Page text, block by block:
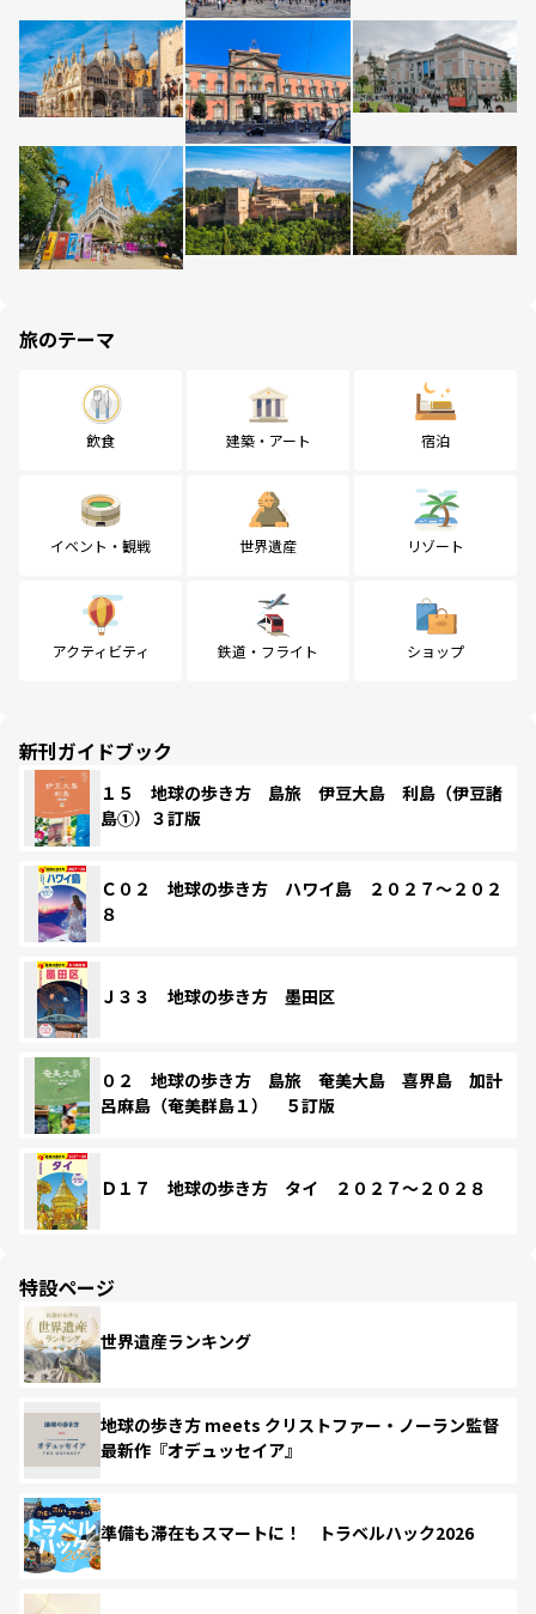
旅のテーマ
飲食 建築・アート 宿泊
イベント・観戦 世界遺産 リゾート
アクティビティ 鉄道・フライト ショップ
新刊ガイドブック
１５ 地球の歩き方 島旅 伊豆大島 利島（伊豆諸
島①）３訂版
Ｃ０２ 地球の歩き方 ハワイ島 ２０２７～２０２
８
Ｊ３３ 地球の歩き方 墨田区
０２ 地球の歩き方 島旅 奄美大島 喜界島 加計
呂麻島（奄美群島１） ５訂版
Ｄ１７ 地球の歩き方 タイ ２０２７～２０２８
特設ページ
世界遺産ランキング
地球の歩き方 meets クリストファー・ノーラン監督
最新作『オデュッセイア』
準備も滞在もスマートに！ トラベルハック2026